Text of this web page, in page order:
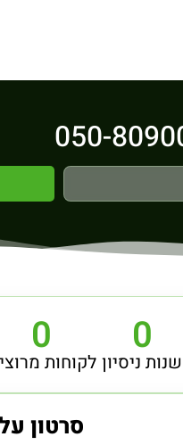
שנות ניסיון
0
לקוחות
0
סרטון